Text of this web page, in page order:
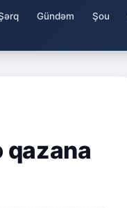
Gündəm Şou
qazana